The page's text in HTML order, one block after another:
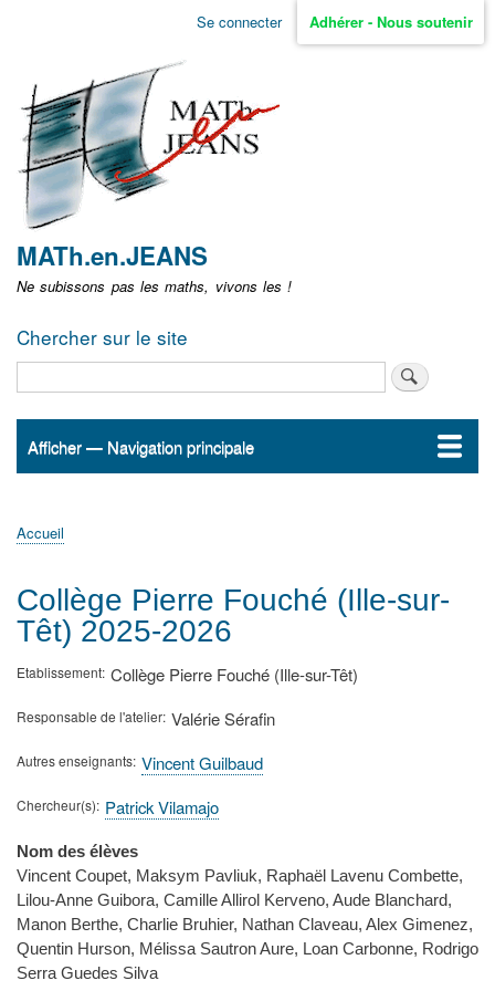
Aller
non
identifié
Se connecter Adhérer - Nous soutenir
MATh.en.JEANS
Ne subissons pas les maths, vivons les !
Chercher sur le site
Navigation
Afficher — Navigation principale
Accueil
ActualitésMATh.en.JEANS ?
Régions et Ateliers
Créer, gérer un atelier
Sujets/Publications
Congrès
d'Ariane
Accueil
Collège Pierre Fouché (Ille-sur-
Têt) 2025-2026
Etablissement Collège Pierre Fouché (Ille-sur-Têt)
Responsable de l'atelier Valérie Sérafin
Autres enseignants Vincent Guilbaud
Chercheur(s) Patrick Vilamajo
Nom des élèves
Vincent Coupet, Maksym Pavliuk, Raphaël Lavenu Combette,
Lilou-Anne Guibora, Camille Allirol Kerveno, Aude Blanchard,
Manon Berthe, Charlie Bruhier, Nathan Claveau, Alex Gimenez,
Quentin Hurson, Mélissa Sautron Aure, Loan Carbonne, Rodrigo
Serra Guedes Silva